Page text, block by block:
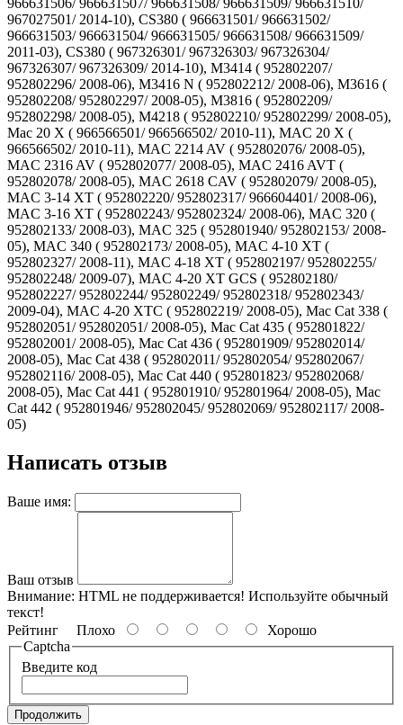
966631506/ 966631507/ 966631508/ 966631509/ 966631510/
967027501/ 2014-10), CS380 ( 966631501/ 966631502/
966631503/ 966631504/ 966631505/ 966631508/ 966631509/
2011-03), CS380 ( 967326301/ 967326303/ 967326304/
967326307/ 967326309/ 2014-10), M3414 ( 952802207/
952802296/ 2008-06), M3416 N ( 952802212/ 2008-06), M3616 (
952802208/ 952802297/ 2008-05), M3816 ( 952802209/
952802298/ 2008-05), M4218 ( 952802210/ 952802299/ 2008-05),
Mac 20 X ( 966566501/ 966566502/ 2010-11), MAC 20 X (
966566502/ 2010-11), MAC 2214 AV ( 952802076/ 2008-05),
MAC 2316 AV ( 952802077/ 2008-05), MAC 2416 AVT (
952802078/ 2008-05), MAC 2618 CAV ( 952802079/ 2008-05),
MAC 3-14 XT ( 952802220/ 952802317/ 966604401/ 2008-06),
MAC 3-16 XT ( 952802243/ 952802324/ 2008-06), MAC 320 (
952802133/ 2008-03), MAC 325 ( 952801940/ 952802153/ 2008-
05), MAC 340 ( 952802173/ 2008-05), MAC 4-10 XT (
952802327/ 2008-11), MAC 4-18 XT ( 952802197/ 952802255/
952802248/ 2009-07), MAC 4-20 XT GCS ( 952802180/
952802227/ 952802244/ 952802249/ 952802318/ 952802343/
2009-04), MAC 4-20 XTC ( 952802219/ 2008-05), Mac Cat 338 (
952802051/ 952802051/ 2008-05), Mac Cat 435 ( 952801822/
952802001/ 2008-05), Mac Cat 436 ( 952801909/ 952802014/
2008-05), Mac Cat 438 ( 952802011/ 952802054/ 952802067/
952802116/ 2008-05), Mac Cat 440 ( 952801823/ 952802068/
2008-05), Mac Cat 441 ( 952801910/ 952801964/ 2008-05), Mac
Cat 442 ( 952801946/ 952802045/ 952802069/ 952802117/ 2008-
05)
Написать отзыв
Ваше имя:
Ваш отзыв
Внимание: HTML не поддерживается! Используйте обычный
текст!
Рейтинг Плохо
Хорошо
Captcha
Введите код
Продолжить